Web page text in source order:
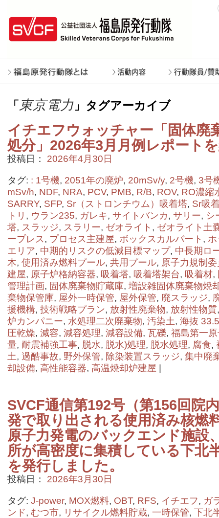
「 東京電力 」タグアーカイブ
イチエフウォッチャー「固体廃
処分」2026年3月月例レポート
投稿日： 2026年4月30日
タグ: : 1号機, 2051年の廃炉, 20mSv/y, 2号機, 3号
mSv/h, NDF, NRA, PCV, PMB, R/B, ROV, RO濃縮
SARRY, SFP, Sr（ストロンチウム）吸着塔, Sr吸
トリ , ウラン235, ガレキ, サイトバンカ, サリー, シ
塔, スラッジ, スラリー, ゼオライト , ゼオライト土
ープレス, プロセス主建屋, ボックスカルバート ,
エリア, 中期的リスクの低減目標マップ, 中長期ロ
木, 使用済み燃料プール, 共用プール, 原子力規制
建屋, 原子炉格納容器, 吸着塔, 吸着塔架台, 吸着材,
管理計画, 固体廃棄物貯蔵庫, 増設雑固体廃棄物焼
棄物保管庫, 屋外一時保管, 屋外保管, 廃スラッジ,
援機構, 技術戦略プラン, 放射性廃棄物, 放射性物質
炉カンパニー, 水処理二次廃棄物, 汚染土, 海抜
圧乾燥, 減容, 減容処理, 減容設備, 瓦礫, 福島第一
量, 耐震補強工事, 脱水, 脱水)処理, 脱水処理, 腐食,
土, 過酷事故, 野外保管, 除染装置スラッジ, 集中廃
却設備, 高性能容器, 高温焼却炉建屋
SVCF通信第192号（第156回院
発で取り出される使用済み核燃
原子力発電のバックエンド施設
所が高密度に集積している下北
を発行しました。
投稿日： 2026年3月30日
タグ: J-power, MOX燃料, OBT, RFS, イチエフ, ガ
ンド, むつ市, リサイクル燃料貯蔵, 一時保管, 下北